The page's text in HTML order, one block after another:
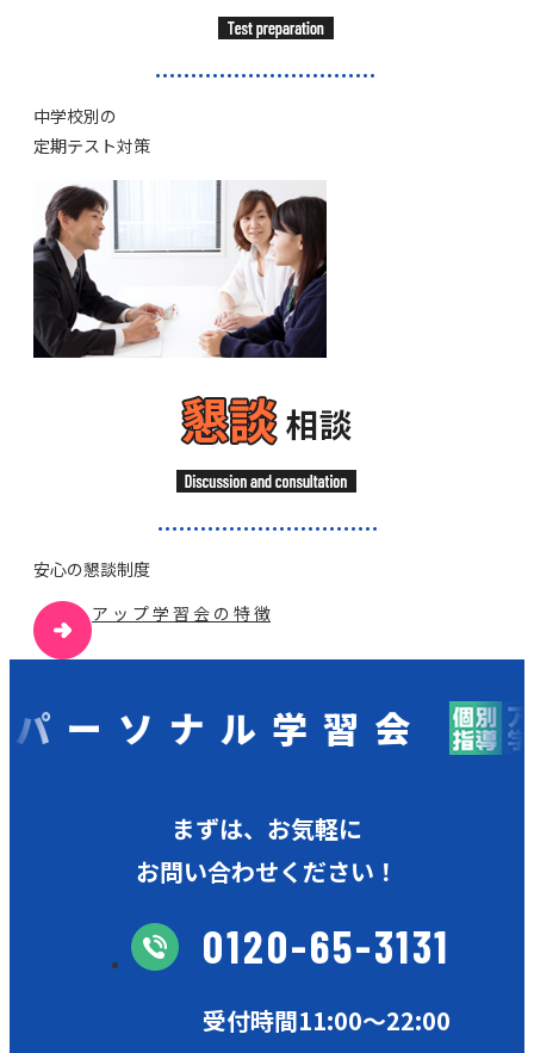
中学校別の
定期テスト対策
安⼼の懇談制度
ア ッ プ 学 習 会 の 特 徴
ナル学習会 個
まずは、お気軽に
お問い合わせください！
0120-65-3131
受付時間11:00〜22:00